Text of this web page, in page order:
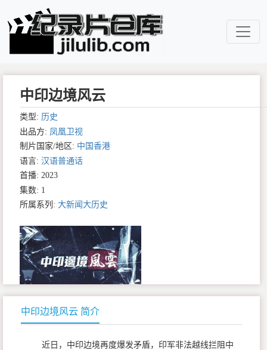
中印边境风云
类型: 历史
出品方: 凤凰卫视
制片国家/地区: 中国香港
语言: 汉语普通话
首播: 2023
集数: 1
所属系列: 大新闻大历史
中印边境风云 简介
近日，中印边境再度爆发矛盾，印军非法越线拦阻中